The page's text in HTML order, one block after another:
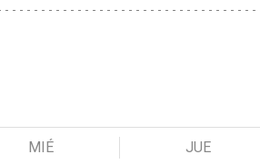
MIÉ JUE